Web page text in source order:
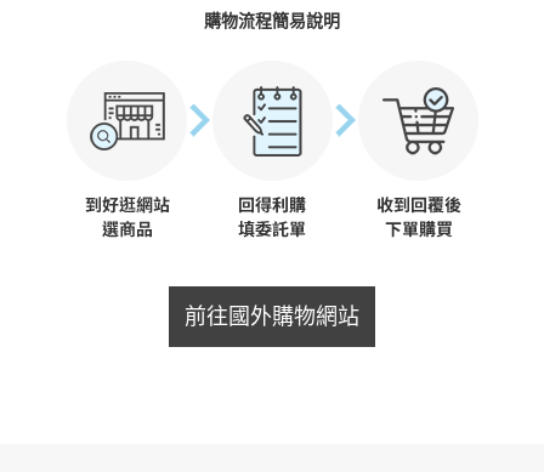
購物流程簡易說明
前往國外購物網站